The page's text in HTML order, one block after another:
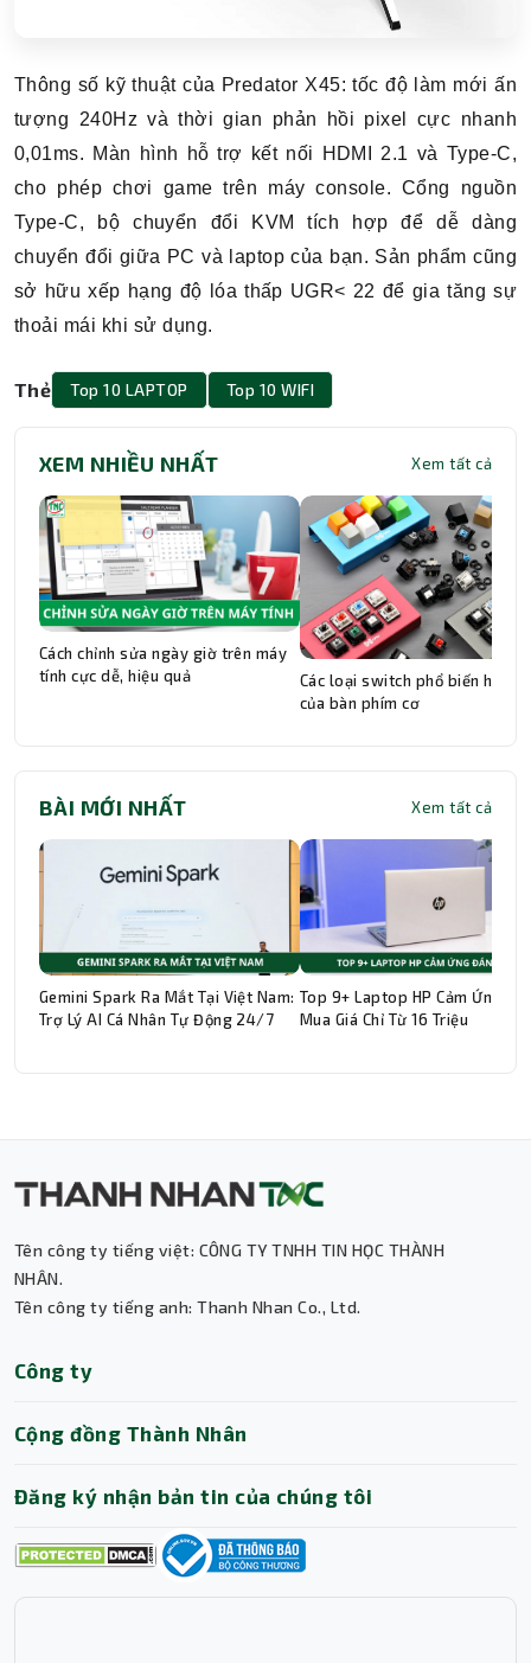
Thông số kỹ thuật của Predator X45: tốc độ làm mới ấn
tượng 240Hz và thời gian phản hồi pixel cực nhanh
0,01ms. Màn hình hỗ trợ kết nối HDMI 2.1 và Type-C,
cho phép chơi game trên máy console. Cổng nguồn
Type-C, bộ chuyển đổi KVM tích hợp để dễ dàng
chuyển đổi giữa PC và laptop của bạn. Sản phẩm cũng
sở hữu xếp hạng độ lóa thấp UGR< 22 để gia tăng sự
thoải mái khi sử dụng.
Thẻ Top 10 LAPTOP Top 10 WIFI
XEM NHIỀU NHẤT Xem tất cả
Cách chỉnh sửa ngày giờ trên máy
tính cực dễ, hiệu quả
Các loại switch phổ biến hiện
của bàn phím cơ
BÀI MỚI NHẤT Xem tất cả
Gemini Spark Ra Mắt Tại Việt Nam:
Trợ Lý AI Cá Nhân Tự Động 24/7
Top 9+ Laptop HP Cảm Ứng
Mua Giá Chỉ Từ 16 Triệu
Tên công ty tiếng việt: CÔNG TY TNHH TIN HỌC THÀNH
NHÂN.
Tên công ty tiếng anh: Thanh Nhan Co., Ltd.
Công ty
Cộng đồng Thành Nhân
Đăng ký nhận bản tin của chúng tôi
Trợ lý AI • Phản hồi tức thì